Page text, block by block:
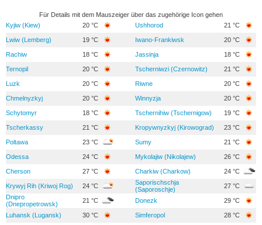
Für Details mit dem Mauszeiger über das zugehörige Icon gehen
Kyjiw (Kiew)
20 °C Ushhorod 21 °C
Lwiw (Lemberg) 19 °C Iwano-Frankiwsk 20 °C
Rachiw 18 °C Jassinja 18 °C
Ternopil 20 °C Tscherniwzi (Czernowitz) 21 °C
Luzk 20 °C Riwne 20 °C
Chmelnyzkyj 20 °C Winnyzja 20 °C
Schytomyr 18 °C Tschernihiw (Tschernigow) 19 °C
Tscherkassy 21 °C Kropywnyzkyj (Kirowograd) 23 °C
Poltawa 23 °C Sumy 21 °C
Odessa 24 °C Mykolajiw (Nikolajew) 26 °C
Cherson 27 °C Charkiw (Charkow) 24 °C
Krywyj Rih (Kriwoj Rog) 24 °C
Saporischschja
(Saporoschje)
27 °C
Dnipro
(Dnepropetrowsk)
21 °C Donezk 29 °C
Luhansk (Lugansk) 30 °C Simferopol 28 °C